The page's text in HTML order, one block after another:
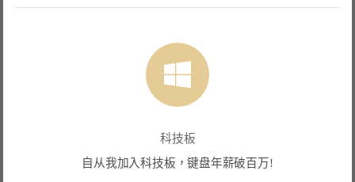
科技板
自从我加入科技板，键盘年薪破百万!